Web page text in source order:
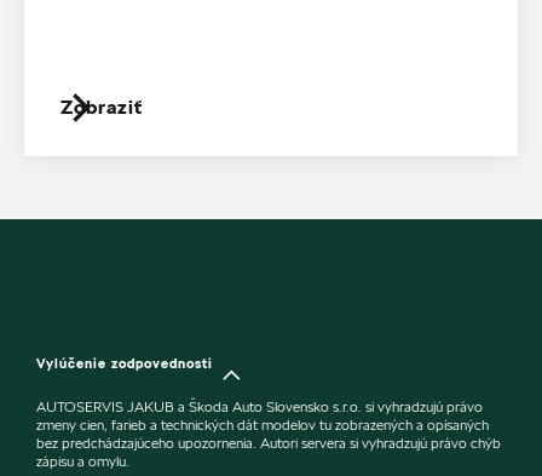
Zobraziť
Vylúčenie zodpovednosti
AUTOSERVIS JAKUB a Škoda Auto Slovensko s.r.o. si vyhradzujú právo
zmeny cien, farieb a technických dát modelov tu zobrazených a opísaných
bez predchádzajúceho upozornenia. Autori servera si vyhradzujú právo chýb
zápisu a omylu.